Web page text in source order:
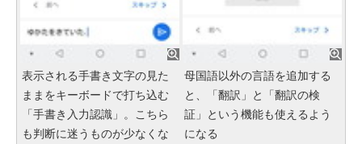
表示される手書き文字の見た
ままをキーボードで打ち込む
「手書き入力認識」。こちら
も判断に迷うものが少なくな
母国語以外の言語を追加する
と、「翻訳」と「翻訳の検
証」という機能も使えるよう
になる